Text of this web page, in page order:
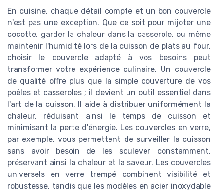
En cuisine, chaque détail compte et un bon couvercle
n'est pas une exception. Que ce soit pour mijoter une
cocotte, garder la chaleur dans la casserole, ou même
maintenir l'humidité lors de la cuisson de plats au four,
choisir le couvercle adapté à vos besoins peut
transformer votre expérience culinaire. Un couvercle
de qualité offre plus que la simple couverture de vos
poêles et casseroles ; il devient un outil essentiel dans
l'art de la cuisson. Il aide à distribuer uniformément la
chaleur, réduisant ainsi le temps de cuisson et
minimisant la perte d'énergie. Les couvercles en verre,
par exemple, vous permettent de surveiller la cuisson
sans avoir besoin de les soulever constamment,
préservant ainsi la chaleur et la saveur. Les couvercles
universels en verre trempé combinent visibilité et
robustesse, tandis que les modèles en acier inoxydable